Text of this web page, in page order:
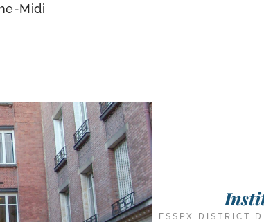
Midi
FSSPX DISTRICT